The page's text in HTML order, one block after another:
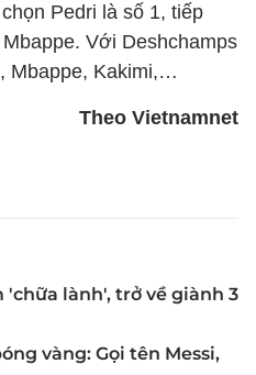
Pedri là số 1, tiếp
Với Deshchamps
Mbappe, Kakimi,…
Theo Vietnamnet
'chữa lành', trở về giành 3
vàng: Gọi tên Messi,